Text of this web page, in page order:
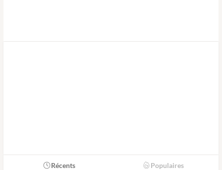
Récents Populaires